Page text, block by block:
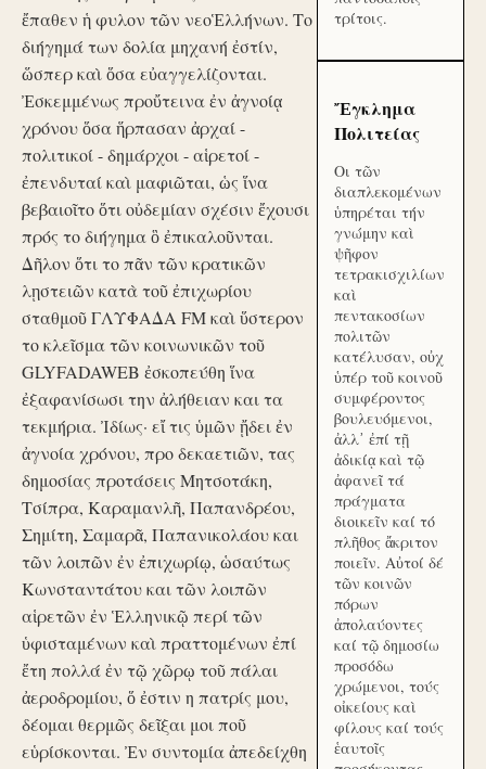
ἔπαθεν ἡ φυλον τῶν νεοἙλλήνων. Το
διήγημά των δολία μηχανή ἐστίν,
ὥσπερ καὶ ὅσα εὐαγγελίζονται.
Ἐσκεμμένως προὔτεινα ἐν ἀγνοίᾳ
χρόνου ὅσα ἥρπασαν ἀρχαί -
πολιτικοί - δημάρχοι - αἱρετοί -
ἐπενδυταί καὶ μαφιῶται, ὡς ἵνα
βεβαιοῖτο ὅτι οὐδεμίαν σχέσιν ἔχουσι
πρός το διήγημα ὃ ἐπικαλοῦνται.
Δῆλον ὅτι το πᾶν τῶν κρατικῶν
λῃστειῶν κατὰ τοῦ ἐπιχωρίου
σταθμοῦ ΓΛΥΦΑΔΑ FM καὶ ὕστερον
το κλεῖσμα τῶν κοινωνικῶν τοῦ
GLYFADAWEB ἐσκοπεύθη ἵνα
ἐξαφανίσωσι την ἀλήθειαν και τα
τεκμήρια. Ἰδίως· εἴ τις ὑμῶν ᾔδει ἐν
ἀγνοία χρόνου, προ δεκαετιῶν, τας
δημοσίας προτάσεις Μητσοτάκη,
Τσίπρα, Καραμανλῆ, Παπανδρέου,
Σημίτη, Σαμαρᾶ, Παπανικολάου και
τῶν λοιπῶν ἐν ἐπιχωρίῳ, ὡσαύτως
Κωνσταντάτου και τῶν λοιπῶν
αἱρετῶν ἐν Ἑλληνικῷ περί τῶν
ὑφισταμένων καὶ πραττομένων ἐπί
ἔτη πολλά ἐν τῷ χῶρῳ τοῦ πάλαι
ἀεροδρομίου, ὅ ἐστιν η πατρίς μου,
δέομαι θερμῶς δεῖξαι μοι ποῦ
εὑρίσκονται. Ἐν συντομία ἀπεδείχθη
τρίτοις.
Ἔγκλημα
Πολιτείας
Οι τῶν
διαπλεκομένων
ὑπηρέται τήν
γνώμην καὶ
ψῆφον
τετρακισχιλίων
καὶ
πεντακοσίων
πολιτῶν
κατέλυσαν, οὐχ
ὑπέρ τοῦ κοινοῦ
συμφέροντος
βουλευόμενοι,
ἀλλ᾽ ἐπί τῇ
ἀδικίᾳ καὶ τῷ
ἀφανεῖ τά
πράγματα
διοικεῖν καί τό
πλῆθος ἄκριτον
ποιεῖν. Αὐτοί δέ
τῶν κοινῶν
πόρων
ἀπολαύοντες
καί τῷ δημοσίω
προσόδω
χρώμενοι, τούς
οἰκείους καὶ
φίλους καί τούς
ἑαυτοῖς